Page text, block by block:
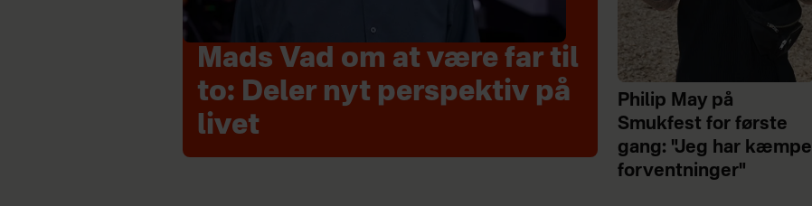
Mads Vad om at være far til
to: Deler nyt perspektiv på
livet
Philip May på
Smukfest for første
gang: "Jeg har kæmpe
forventninger"